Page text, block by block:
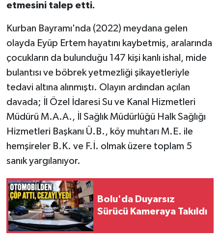
etmesini talep etti.
Kurban Bayramı'nda (2022) meydana gelen
olayda Eyüp Ertem hayatını kaybetmiş, aralarında
çocukların da bulunduğu 147 kişi kanlı ishal, mide
bulantısı ve böbrek yetmezliği şikayetleriyle
tedavi altına alınmıştı. Olayın ardından açılan
davada; İl Özel İdaresi Su ve Kanal Hizmetleri
Müdürü M.A.A., İl Sağlık Müdürlüğü Halk Sağlığı
Hizmetleri Başkanı Ü.B., köy muhtarı M.E. ile
hemşireler B.K. ve F.İ. olmak üzere toplam 5
sanık yargılanıyor.
Bolu'da Duyarsız
Sürücü Kameraya Takıldı